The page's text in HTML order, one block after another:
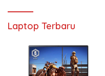
Laptop Terbaru